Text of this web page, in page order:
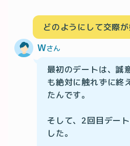
どのようにして交際
Wさん
最初のデートは、誠
も絶対に触れずに終
たんです。
そして、2回目デー
した。